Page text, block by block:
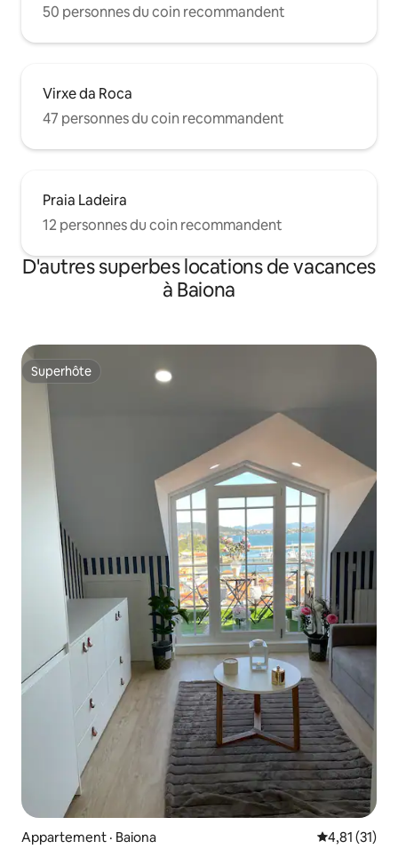
50 personnes du coin recommandent
Virxe da Roca
47 personnes du coin recommandent
Praia Ladeira
12 personnes du coin recommandent
D'autres superbes locations de vacances
à Baiona
Superhôte
Superhôte
Appartement · Baiona Note
4,81 (31)